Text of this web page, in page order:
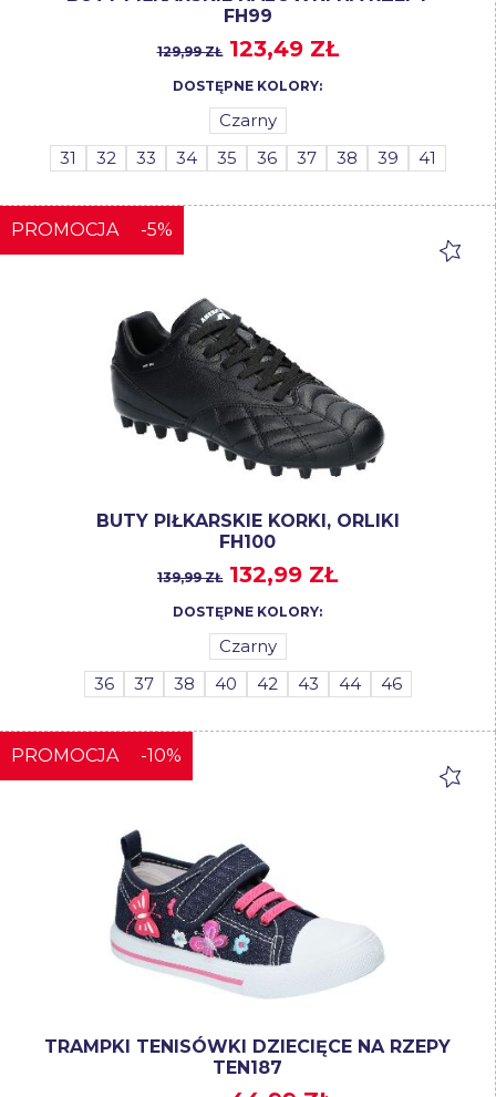
FH99
129,99 ZŁ 123,49 ZŁ
DOSTĘPNE KOLORY:
Czarny
31
32 33 34 35 36 37 38 39 41
PROMOCJA -5%
BUTY PIŁKARSKIE KORKI, ORLIKI
FH100
139,99 ZŁ 132,99 ZŁ
DOSTĘPNE KOLORY:
Czarny
36
37 38 40 42 43 44 46
PROMOCJA -10%
TRAMPKI TENISÓWKI DZIECIĘCE NA RZEPY
TEN187